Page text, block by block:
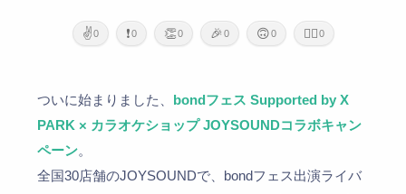
✌️0 ❗0 👏0 🎉0 🙃0 🙇‍♂️0
ついに始まりました、 bondフェス Supported by X
PARK × カラオケショップ JOYSOUNDコラボキャン
ペーン。
全国30店舗のJOYSOUNDで、bondフェス出演ライバ
ガイドライン